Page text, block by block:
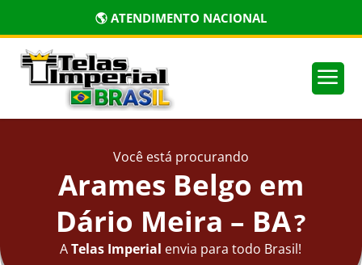
🌎 ATENDIMENTO NACIONAL
a
Você está procurando
Arames Belgo em
Dário Meira – BA?
ATelas Imperial envia para todo Brasil!